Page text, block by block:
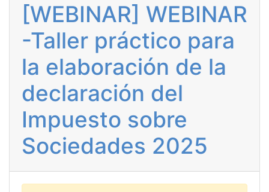
[WEBINAR] WEBINAR
-Taller práctico para
la elaboración de la
declaración del
Impuesto sobre
Sociedades 2025